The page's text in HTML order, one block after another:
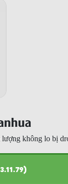
lượng không lo bị